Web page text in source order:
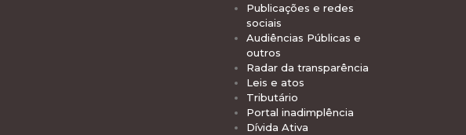
Publicações e redes
sociais
Audiências Públicas e
outros
Radar da transparência
Leis e atos
Tributário
Portal inadimplência
Dívida Ativa